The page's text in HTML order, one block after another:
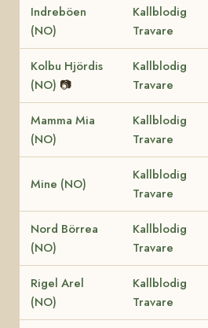
Indreböen
(NO)
Kallblodig
Travare
Kolbu Hjördis
(NO) 📷
Kallblodig
Travare
Mamma Mia
(NO)
Kallblodig
Travare
Mine (NO)
Kallblodig
Travare
Nord Börrea
(NO)
Kallblodig
Travare
Rigel Arel
(NO)
Kallblodig
Travare